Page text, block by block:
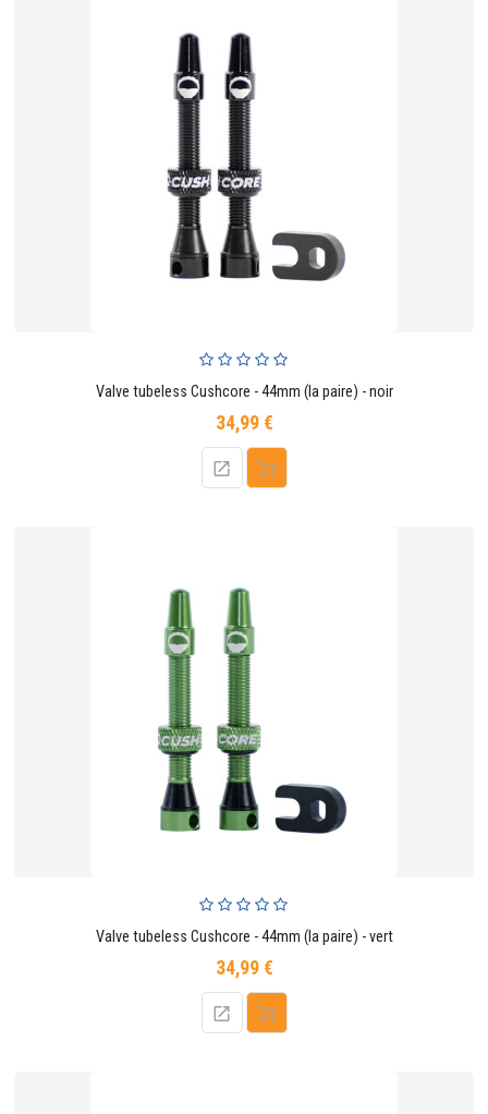
Valve tubeless Cushcore - 44mm (la paire) - noir
34,99 €Prix
Valve tubeless Cushcore - 44mm (la paire) - vert
34,99 €Prix